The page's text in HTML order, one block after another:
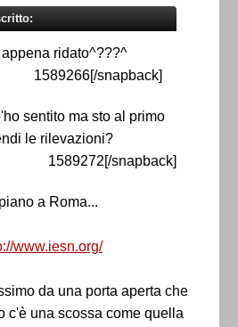
ridato^???^
1589266[/snapback]
sentito ma sto al primo
le rilevazioni?
1589272[/snapback]
a Roma...
www.iesn.org/
da una porta aperta che
c'è una scossa come quella